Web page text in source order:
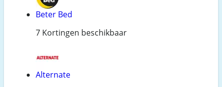
Beter Bed
7 Kortingen beschikbaar
Alternate